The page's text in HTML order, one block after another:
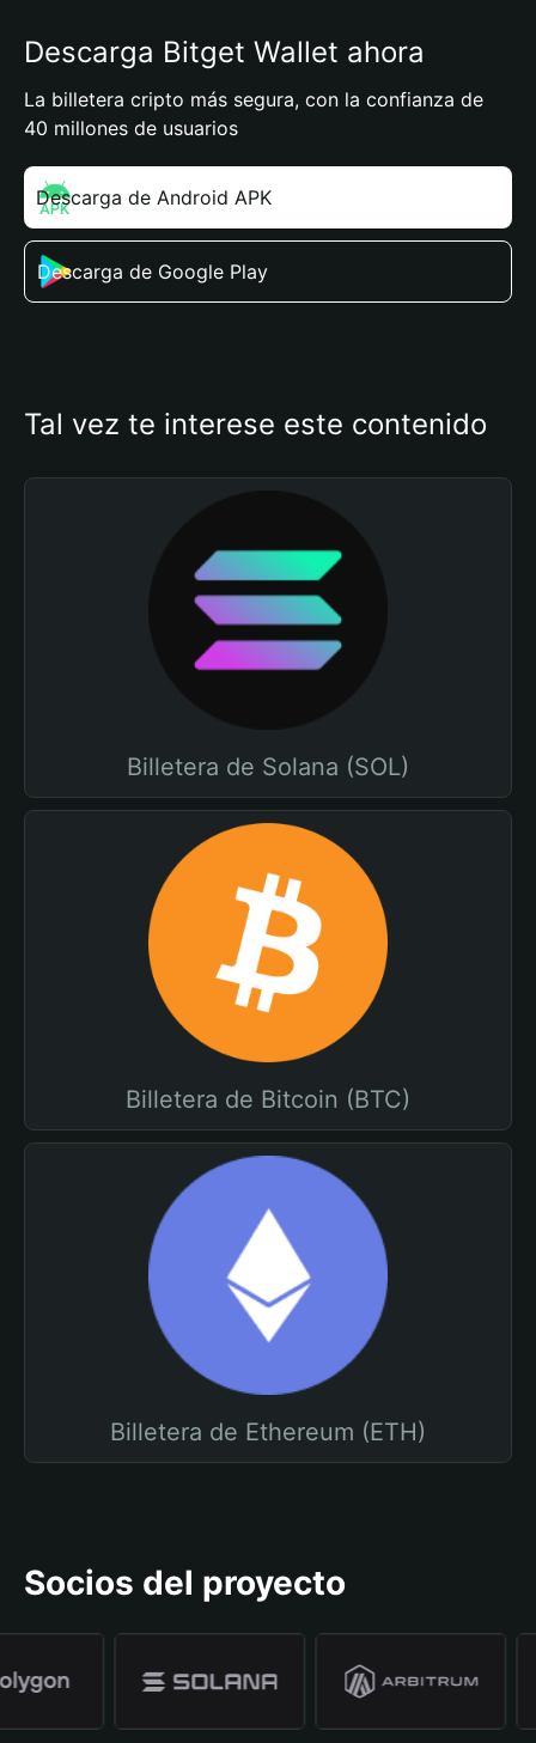
Descarga Bitget Wallet ahora
La billetera cripto más segura, con la confianza de
40 millones de usuarios
Descarga de Android APK
Descarga de Google Play
Tal vez te interese este contenido
Billetera de Solana (SOL)
Billetera de Bitcoin (BTC)
Billetera de Ethereum (ETH)
Socios del proyecto